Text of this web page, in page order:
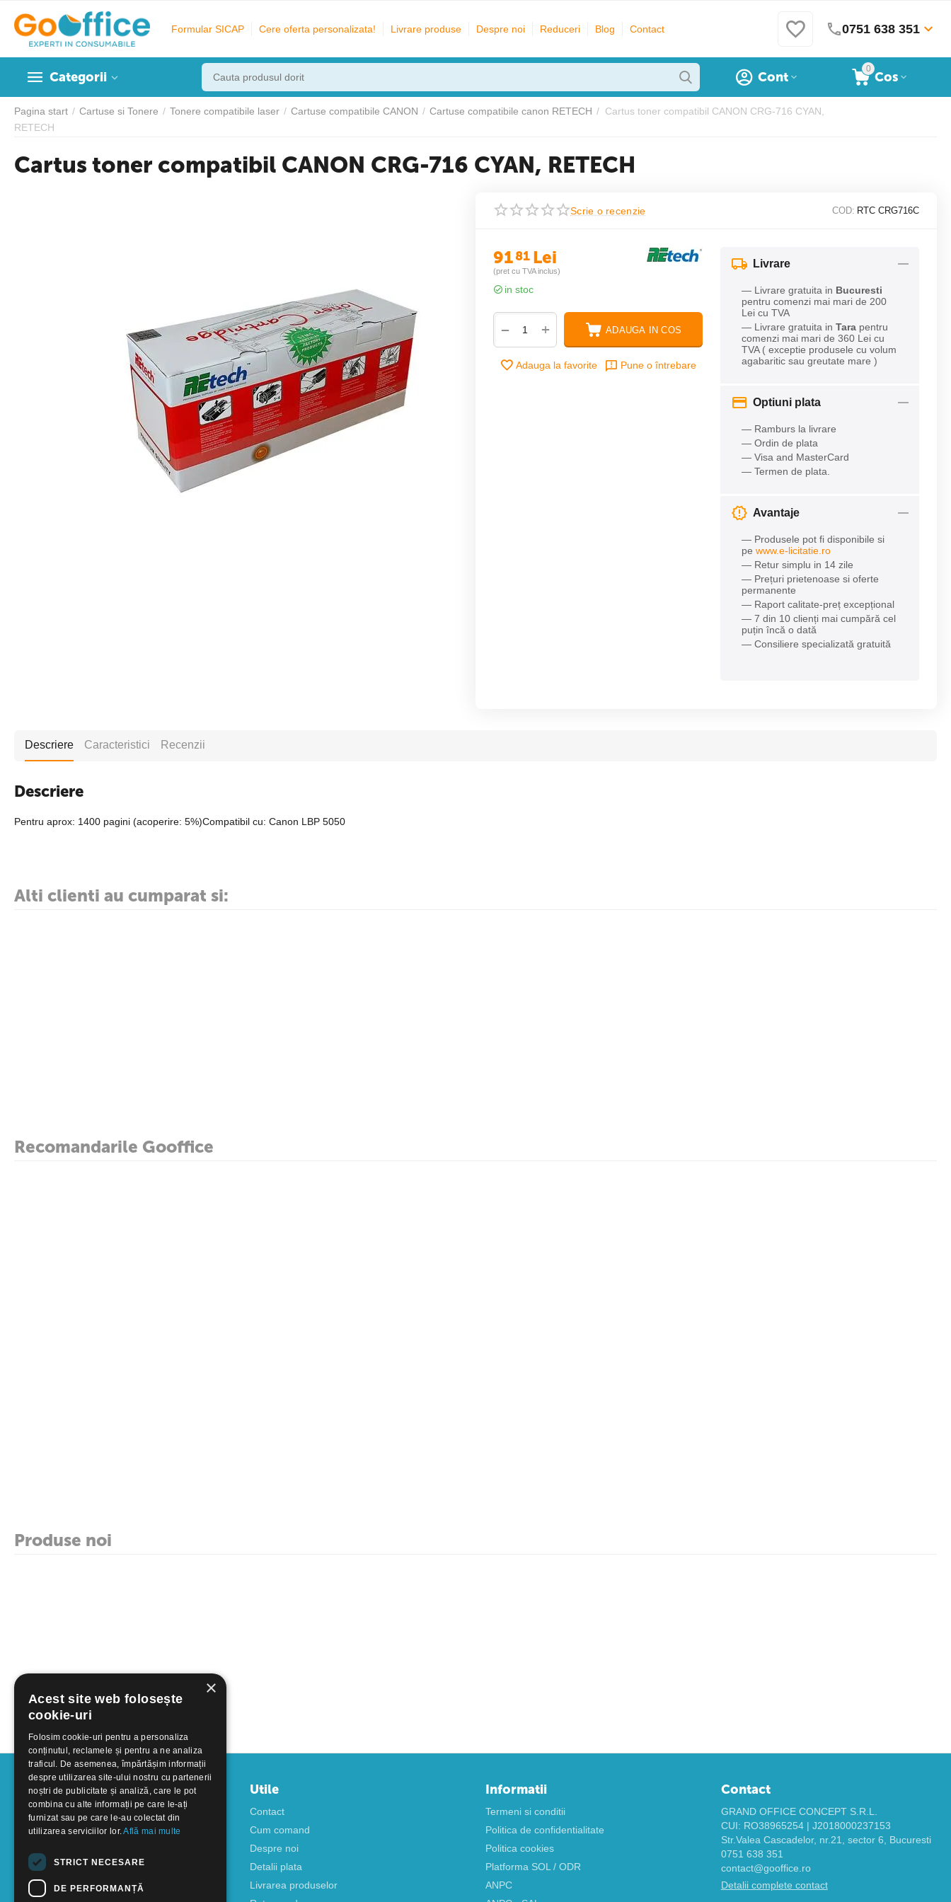
Formular SICAP Cere oferta personalizata! Livrare produse Despre noi Reduceri Blog Contact 0751 638 351
Categorii
0
Cos
Cont
Pagina start / Cartuse si Tonere / Tonere compatibile laser / Cartuse compatibile CANON / Cartuse compatibile canon RETECH / Cartus toner compatibil CANON CRG-716 CYAN,
RETECH
Cartus toner compatibil CANON CRG-716 CYAN, RETECH
Scrie o recenzie COD: RTC CRG716C
9181 Lei
(pret cu TVA inclus)
in stoc
+
− ADAUGA IN COS
Adauga la favorite Pune o întrebare
Livrare
— Livrare gratuita in Bucuresti
pentru comenzi mai mari de 200
Lei cu TVA
— Livrare gratuita in Tara pentru
comenzi mai mari de 360 Lei cu
TVA ( exceptie produsele cu volum
agabaritic sau greutate mare )
Optiuni plata
— Ramburs la livrare
— Ordin de plata
— Visa and MasterCard
— Termen de plata.
Avantaje
— Produsele pot fi disponibile si
pe www.e-licitatie.ro
— Retur simplu in 14 zile
— Prețuri prietenoase si oferte
permanente
— Raport calitate-preț excepțional
— 7 din 10 clienți mai cumpără cel
puțin încă o dată
— Consiliere specializată gratuită
Descriere Caracteristici Recenzii
Descriere
Pentru aprox: 1400 pagini (acoperire: 5%)Compatibil cu: Canon LBP 5050
Alti clienti au cumparat si:
Recomandarile Gooffice
Produse noi
Contul meu
Autentificare
Creati cont
Utile
Contact
Cum comand
Despre noi
Detalii plata
Livrarea produselor
Informatii
Termeni si conditii
Politica de confidentialitate
Politica cookies
Platforma SOL / ODR
ANPC
Contact
GRAND OFFICE CONCEPT S.R.L.
CUI: RO38965254 | J2018000237153
Str.Valea Cascadelor, nr.21, sector 6, Bucuresti
0751 638 351
contact@gooffice.ro
Detalii complete contact
×
Acest site web folosește
cookie-uri
Folosim cookie-uri pentru a personaliza
conținutul, reclamele și pentru a ne analiza
traficul. De asemenea, împărtășim informații
despre utilizarea site-ului nostru cu partenerii
noștri de publicitate și analiză, care le pot
combina cu alte informații pe care le-ați
furnizat sau pe care le-au colectat din
utilizarea serviciilor lor.Află mai multe
STRICT NECESARE
DE PERFORMANȚĂ